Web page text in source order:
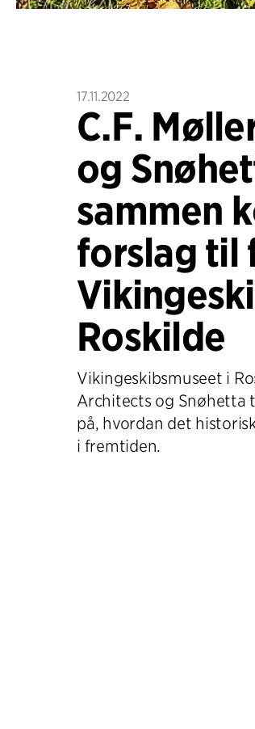
17.11.2022
C.F.
og
sammen
forslag til
Roskilde
Vikingeskibsmuseet i
Architects og Snøhetta
på, hvordan det
i fremtiden.